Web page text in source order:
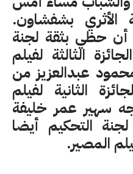
الأثري بشفشاون.
أن حظي بثقة لجنة
الثالثة لفيلم
عبدالعزيز من
الثانية لفيلم
سهير عمر خليفة
التحكيم أيضا
المصير.